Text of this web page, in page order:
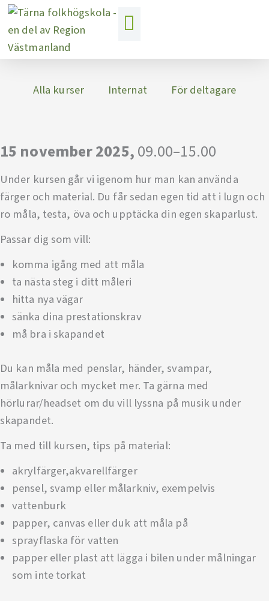
Hoppa
till
innehåll
Alla kurser Internat För deltagare
15 november 2025,09.00–15.00
Under kursen går vi igenom hur man kan använda
färger och material. Du får sedan egen tid att i lugn och
ro måla, testa, öva och upptäcka din egen skaparlust.
Passar dig som vill:
komma igång med att måla
ta nästa steg i ditt måleri
hitta nya vägar
sänka dina prestationskrav
må bra i skapandet
Du kan måla med penslar, händer, svampar,
målarknivar och mycket mer. Ta gärna med
hörlurar/headset om du vill lyssna på musik under
skapandet.
Ta med till kursen, tips på material:
akrylfärger,akvarellfärger
pensel, svamp eller målarkniv, exempelvis
vattenburk
papper, canvas eller duk att måla på
sprayflaska för vatten
papper eller plast att lägga i bilen under målningar
som inte torkat